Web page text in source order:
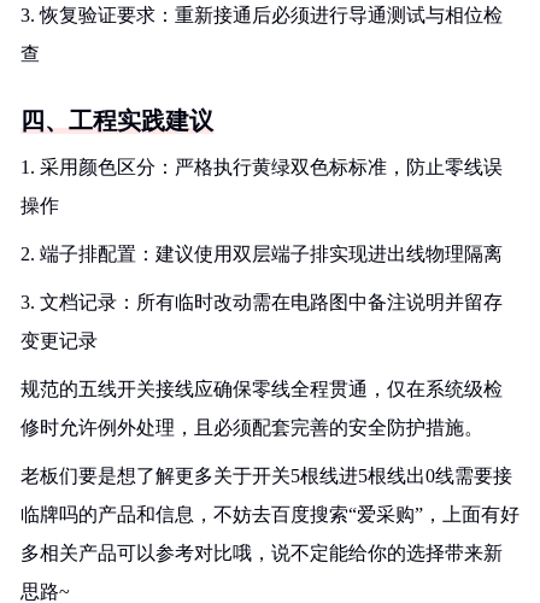
3. 恢复验证要求：重新接通后必须进行导通测试与相位检
查
四、工程实践建议
1. 采用颜色区分：严格执行黄绿双色标标准，防止零线误
操作
2. 端子排配置：建议使用双层端子排实现进出线物理隔离
3. 文档记录：所有临时改动需在电路图中备注说明并留存
变更记录
规范的五线开关接线应确保零线全程贯通，仅在系统级检
修时允许例外处理，且必须配套完善的安全防护措施。
老板们要是想了解更多关于开关5根线进5根线出0线需要接
临牌吗的产品和信息，不妨去百度搜索“爱采购”，上面有好
多相关产品可以参考对比哦，说不定能给你的选择带来新
思路~